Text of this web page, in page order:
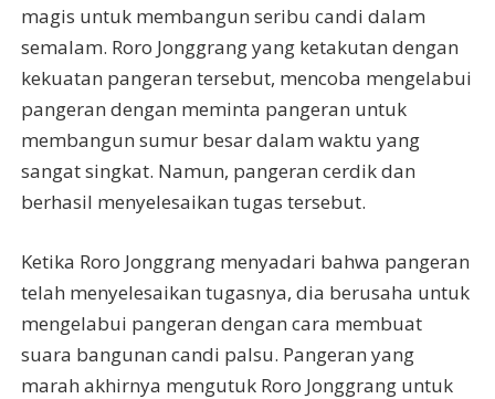
magis untuk membangun seribu candi dalam
semalam. Roro Jonggrang yang ketakutan dengan
kekuatan pangeran tersebut, mencoba mengelabui
pangeran dengan meminta pangeran untuk
membangun sumur besar dalam waktu yang
sangat singkat. Namun, pangeran cerdik dan
berhasil menyelesaikan tugas tersebut.
Ketika Roro Jonggrang menyadari bahwa pangeran
telah menyelesaikan tugasnya, dia berusaha untuk
mengelabui pangeran dengan cara membuat
suara bangunan candi palsu. Pangeran yang
marah akhirnya mengutuk Roro Jonggrang untuk